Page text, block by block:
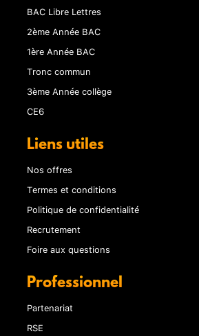
BAC Libre Lettres
2ème Année BAC
1ère Année BAC
Tronc commun
3ème Année collège
CE6
Liens utiles
Nos offres
Termes et conditions
Politique de confidentialité
Recrutement
Foire aux questions
Professionnel
Partenariat
RSE